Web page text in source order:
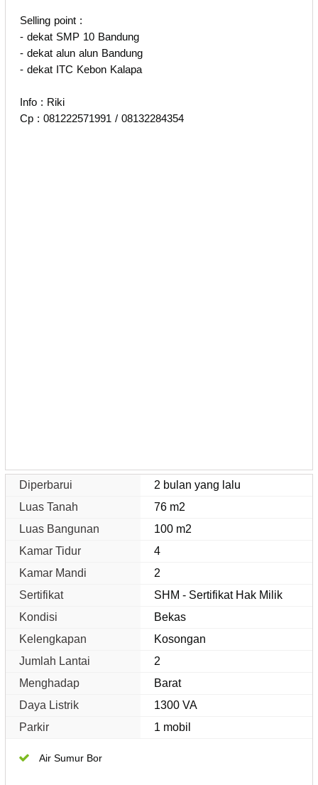
Selling point :
- dekat SMP 10 Bandung
- dekat alun alun Bandung
- dekat ITC Kebon Kalapa
Info : Riki
Cp : 081222571991 / 08132284354
Diperbarui
2 bulan yang lalu
Luas Tanah
76 m2
Luas Bangunan
100 m2
Kamar Tidur
4
Kamar Mandi
2
Sertifikat
SHM - Sertifikat Hak Milik
Kondisi
Bekas
Kelengkapan
Kosongan
Jumlah Lantai
2
Menghadap
Barat
Daya Listrik
1300 VA
Parkir
1 mobil
Air Sumur Bor